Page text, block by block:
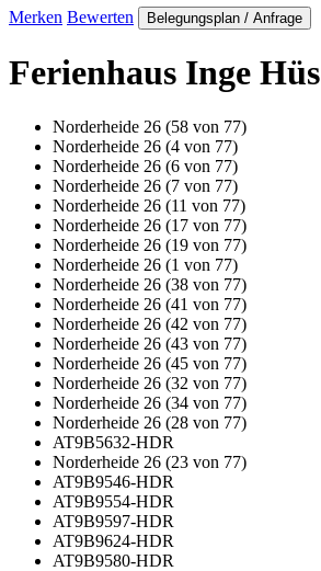
Merken Bewerten Belegungsplan / Anfrage
Ferienhaus Inge Hüs
Norderheide 26 (58 von 77)
Norderheide 26 (4 von 77)
Norderheide 26 (6 von 77)
Norderheide 26 (7 von 77)
Norderheide 26 (11 von 77)
Norderheide 26 (17 von 77)
Norderheide 26 (19 von 77)
Norderheide 26 (1 von 77)
Norderheide 26 (38 von 77)
Norderheide 26 (41 von 77)
Norderheide 26 (42 von 77)
Norderheide 26 (43 von 77)
Norderheide 26 (45 von 77)
Norderheide 26 (32 von 77)
Norderheide 26 (34 von 77)
Norderheide 26 (28 von 77)
AT9B5632-HDR
Norderheide 26 (23 von 77)
AT9B9546-HDR
AT9B9554-HDR
AT9B9597-HDR
AT9B9624-HDR
AT9B9580-HDR